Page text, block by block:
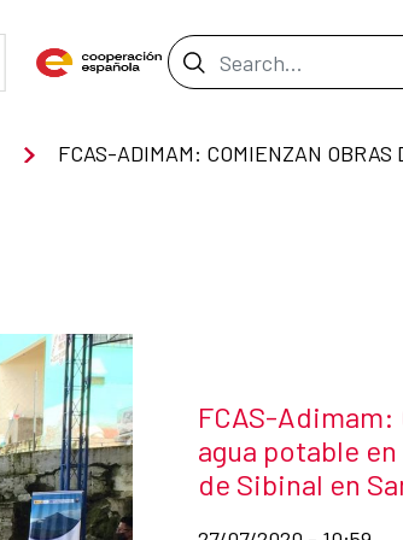
Search Bar
News title
FCAS-
agua potable
de Sibinal en